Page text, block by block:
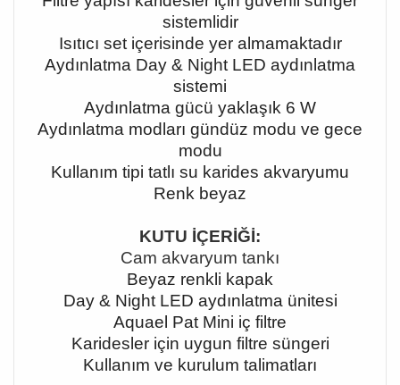
sistemlidir
Isıtıcı set içerisinde yer almamaktadır
Aydınlatma Day & Night LED aydınlatma
sistemi
Aydınlatma gücü yaklaşık 6 W
Aydınlatma modları gündüz modu ve gece
modu
Kullanım tipi tatlı su karides akvaryumu
Renk beyaz
KUTU İÇERİĞİ:
Cam akvaryum tankı
Beyaz renkli kapak
Day & Night LED aydınlatma ünitesi
Aquael Pat Mini iç filtre
Karidesler için uygun filtre süngeri
Kullanım ve kurulum talimatları